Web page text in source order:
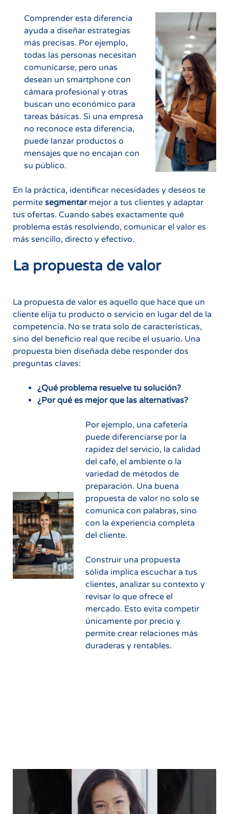
Comprender esta diferencia
ayuda a diseñar estrategias
más precisas. Por ejemplo,
todas las personas necesitan
comunicarse, pero unas
desean un smartphone con
cámara profesional y otras
buscan uno económico para
tareas básicas. Si una empresa
no reconoce esta diferencia,
puede lanzar productos o
mensajes que no encajan con
su público.
En la práctica, identificar necesidades y deseos te
permite segmentarmejor a tus clientes y adaptar
tus ofertas. Cuando sabes exactamente qué
problema estás resolviendo, comunicar el valor es
más sencillo, directo y efectivo.
La propuesta de valor
La propuesta de valor es aquello que hace que un
cliente elija tu producto o servicio en lugar del de la
competencia. No se trata solo de características,
sino del beneficio real que recibe el usuario. Una
propuesta bien diseñada debe responder dos
preguntas claves:
¿Qué problema resuelve tu solución?
¿Por qué es mejor que las alternativas?
Por ejemplo, una cafetería
puede diferenciarse por la
rapidez del servicio, la calidad
del café, el ambiente o la
variedad de métodos de
preparación. Una buena
propuesta de valor no solo se
comunica con palabras, sino
con la experiencia completa
del cliente.
Construir una propuesta
sólida implica escuchar a tus
clientes, analizar su contexto y
revisar lo que ofrece el
mercado. Esto evita competir
únicamente por precio y
permite crear relaciones más
duraderas y rentables.